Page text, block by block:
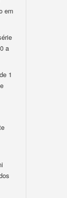
em
a
1